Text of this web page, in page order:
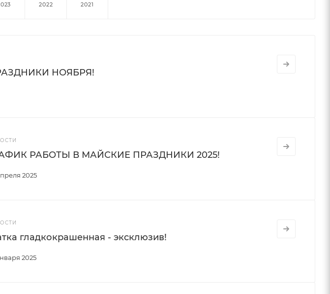
2022 2021
НОЯБРЯ!
2025
РАБОТЫ В МАЙСКИЕ ПРАЗДНИКИ 2025!
2025
гладкокрашенная - эксклюзив!